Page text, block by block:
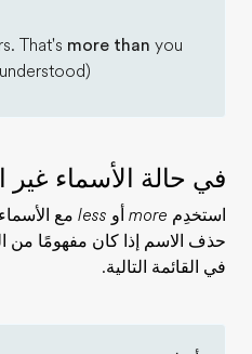
That's more than you
في حالة الأسماء غير
استخدِم more أو less مع
حذف الاسم إذا كان مفهومًا من
في القائمة التالية.